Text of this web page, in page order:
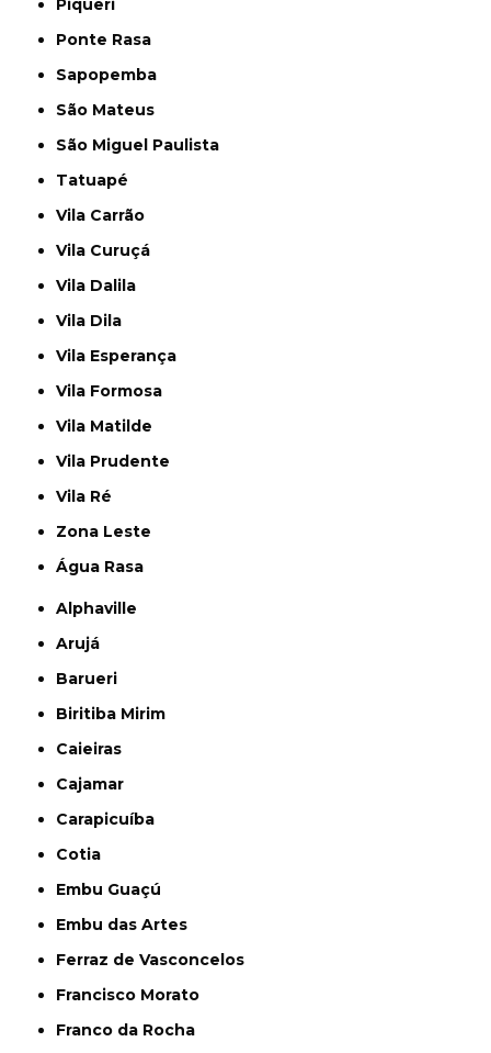
Piqueri
Ponte Rasa
Sapopemba
São Mateus
São Miguel Paulista
Tatuapé
Vila Carrão
Vila Curuçá
Vila Dalila
Vila Dila
Vila Esperança
Vila Formosa
Vila Matilde
Vila Prudente
Vila Ré
Zona Leste
Água Rasa
Alphaville
Arujá
Barueri
Biritiba Mirim
Caieiras
Cajamar
Carapicuíba
Cotia
Embu Guaçú
Embu das Artes
Ferraz de Vasconcelos
Francisco Morato
Franco da Rocha